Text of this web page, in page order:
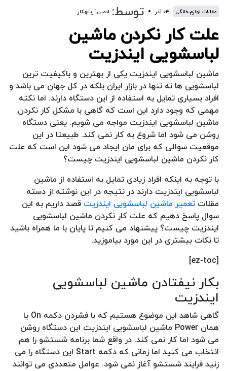
مقالات لوازم خانگی ۰۴ آذر توسط: ادمین آریابهکار
علت کار نکردن ماشین
لباسشویی ایندزیت
ماشین لباسشویی ایندزیت یکی از بهترین و باکیفیت ترین
لباسشویی ها نه تنها در بازار ایران بلکه در کل جهان می باشد و
افراد بسیاری تمایل به استفاده از این دستگاه دارند. اما نکته
مهمی که وجود دارد این است که گاهی با مشکل کار نکردن
ماشین لباسشویی ایندزیت مواجه می شویم. یعنی دستگاه
روشن می شود اما شروع به کار نمی کند. طبیعتا در این
موقعیت سوالی که برای مان ایجاد می شود این است که علت
کار نکردن ماشین لباسشویی ایندزیت چیست؟
با توجه به اینکه افراد زیادی تمایل به استفاده از ماشین
لباسشویی ایندزیت دارند در نتیجه در این نوشته از دسته
مقلات تعمیر ماشین لباسشویی ایندزیت قصد داریم به این
سوال پاسخ دهیم که علت کار نکردن ماشین لباسشویی
ایندزیت چیست؟ پیشنهاد می کنیم تا پایان با ما همراه باشید
تا نکات بیشتری در این مورد بیاموزید.
[ez-toc]
بکار نیفتادن ماشین لباسشویی
ایندزیت
گاهی شاهد این موضوع هستیم که با فشردن دکمه On یا
همان Power ماشین لباسشویی ایندزیت این دستگاه روشن
می شود اما کار نمی کند. در واقع شما برنامه شستشو را هم
انتخاب می کنید اما زمانی که دکمه Start این دستگاه را می
زنید فرایند شستشو آغاز نمی شود. عوامل متعددی می توانند